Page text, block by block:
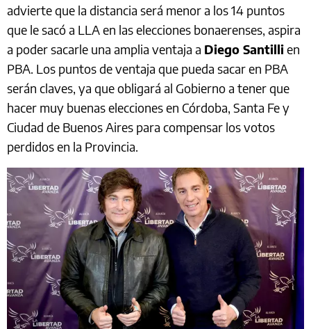
advierte que la distancia será menor a los 14 puntos
que le sacó a LLA en las elecciones bonaerenses, aspira
a poder sacarle una amplia ventaja a Diego Santillien
PBA. Los puntos de ventaja que pueda sacar en PBA
serán claves, ya que obligará al Gobierno a tener que
hacer muy buenas elecciones en Córdoba, Santa Fe y
Ciudad de Buenos Aires para compensar los votos
perdidos en la Provincia.